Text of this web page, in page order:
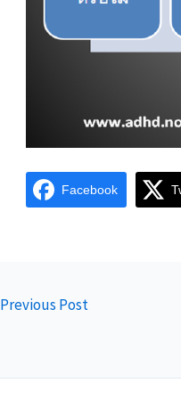
Facebook
Previous Post